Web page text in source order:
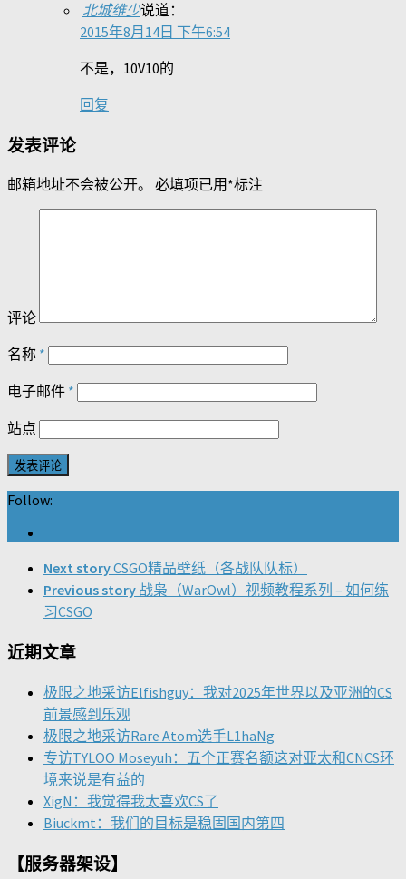
北城维少说道：
2015年8月14日 下午6:54
不是，10V10的
回复
发表评论
邮箱地址不会被公开。 必填项已用 *标注
评论
名称 *
电子邮件 *
站点
Follow:
Next storyCSGO精品壁纸（各战队队标）
Previous story 战枭（WarOwl）视频教程系列 – 如何练
习CSGO
近期文章
极限之地采访Elfishguy：我对2025年世界以及亚洲的CS
前景感到乐观
极限之地采访Rare Atom选手L1haNg
专访TYLOO Moseyuh：五个正赛名额这对亚太和CNCS环
境来说是有益的
XigN：我觉得我太喜欢CS了
Biuckmt：我们的目标是稳固国内第四
【服务器架设】